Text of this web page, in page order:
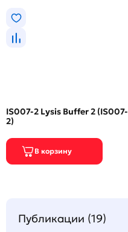
IS007-2 Lysis Buffer 2 (IS007-
2)
Публикации (19)